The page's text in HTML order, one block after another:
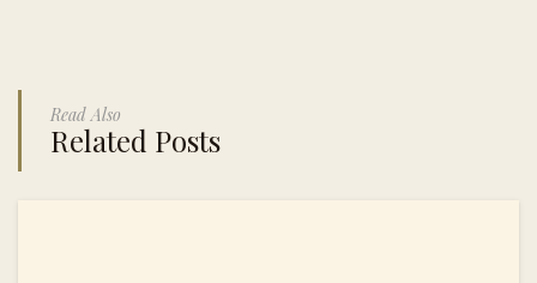
Read Also
Related Posts